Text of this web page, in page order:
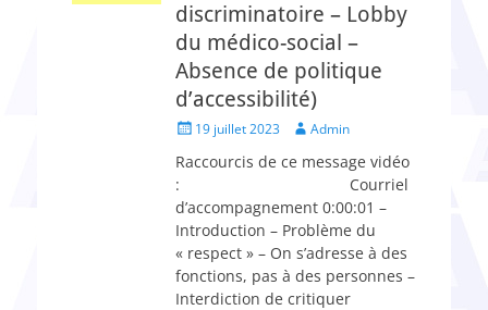
discriminatoire – Lobby
du médico-social –
Absence de politique
d’accessibilité)
Posted19 juillet 2023 Author
Admin
Raccourcis de ce message vidéo
: Courriel
d’accompagnement 0:00:01 –
Introduction – Problème du
« respect » – On s’adresse à des
fonctions, pas à des personnes –
Interdiction de critiquer